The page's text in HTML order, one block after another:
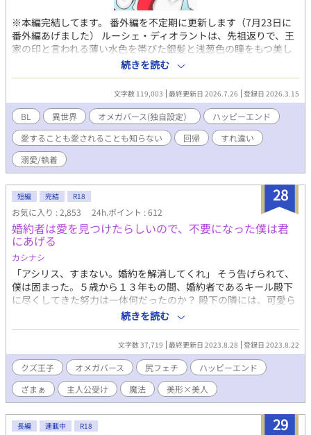
※本編完結してます。 番外編を不定期に更新します（7月23日に
番外編あげました） ルーシェ・ディオラントは、先祖返りで、王
家の印と言われる薄い水色を帯びた銀髪と浅葱色の瞳をもつ美し
いオメガ。しかし、正妻との子どもでないため、伯爵家では虐げ
られて育てられてきた。 そんなルーシェは、アルファである冷徹
無比といわれる騎士団長のサイラス・ヴァルフォードと結婚する
ことになった。 どんなに冷遇されようと、伯爵家での生活より
は、いいはず。 もしかしたら、これから恋に落ちるのかもしれな
い、と思うと、ルーシェはとても幸福に満ちていた。 しかし、結
婚生活は、幸せとはほど遠いものであった。 ーーなんで、サイラ
ス様は、僕の手をとってくれないの？ 愛することも愛されること
も知らない2人が、すれ違いを経て、やり直した人生でようやく愛
ます。 ※無事に完結しました。ありがとうございました。
続きを読む
文字数 119,003 最終更新日 2026.7.26 登録日 2026.3.15
BL 異世界 オメガバース(独自設定）
ハッピーエンド
愛することも愛されることも知らない
回帰
すれ違い
溺愛/執着
28
短編 完結 R18
お気に入り : 2,853 24h.ポイント : 612
婚約者は愛を見つけたらしいので、不要になった僕は君
にあげる
カシナシ
「アシリス、すまない。婚約を解消してくれ」 そう告げられて、
僕は固まった。５歳から１３年もの間、婚約者であるキール殿下
に尽くしてきた努力は一体何だったのか？ 殿下の隣には、可愛ら
しいオメガの男爵令息がいて……。 サクッとエロ&軽めざまぁ。
全１０話＋番外編（別視点）数話 本編約二万文字、完結しまし
た。 ※HOTランキング最高位６位、頂きました。たくさんの閲
覧、ありがとうございます！ ※本作の数年後のココルとキールを
描いた、 『訳ありオメガは罪の証を愛している』 も公開始めまし
た。読む際は注意書きを良く読んで下さると幸いです！
続きを読む
文字数 37,719 最終更新日 2023.8.28 登録日 2023.8.22
クズ王子 オメガバース 尻フェチ
ハッピーエンド
ざまぁ
主人公受け 魔法 美形×美人
29
長編 連載中 R18